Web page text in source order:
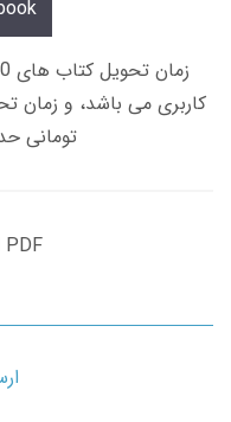
تومانی حداکثر 12 ساعت از